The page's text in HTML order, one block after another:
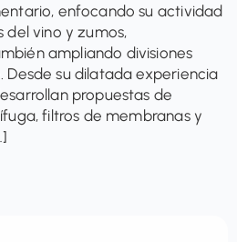
enfocando su actividad
del vino y zumos,
ampliando divisiones
su dilatada experiencia
propuestas de
filtros de membranas y